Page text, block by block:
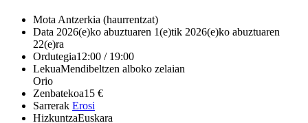
Mota Antzerkia (haurrentzat)
Data 2026(e)ko abuztuaren 1(e)tik 2026(e)ko abuztuaren
22(e)ra
Ordutegia12:00 / 19:00
LekuaMendibeltzen alboko zelaian
Orio
Zenbatekoa15 €
Sarrerak Erosi
HizkuntzaEuskara